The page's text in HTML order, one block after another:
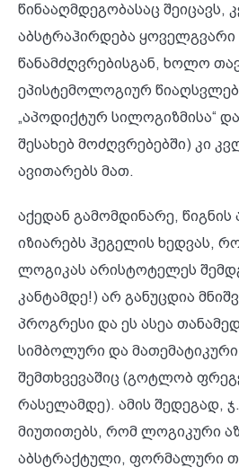
წინააღმდეგობასაც შეიცავს,
აბსტრაჰირდება
წანამძღვრებისგან, ხოლო
ეპისტემოლოგიურ
„აპოდიქტურ სილოგიზმისა“
შესახებ მოძღვრებებში) კი
ავითარებს მათ.
აქედან გამომდინარე,
იზიარებს ჰეგელის ხედვას,
ლოგიკას არისტოტელეს
კანტამდე!) არ განუცდია
პროგრესი და ეს ასეა
სიმბოლური და
შემთხვევაშიც (გოტლობ
რასელამდე). ამის შედეგად,
მიუთითებს, რომ ლოგიკური
აბსტრაქტული, ფორმალური